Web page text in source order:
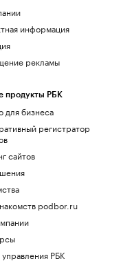
информация
рекламы
продукты РБК
для бизнеса
регистратор
сайтов
podbor.ru
РБК